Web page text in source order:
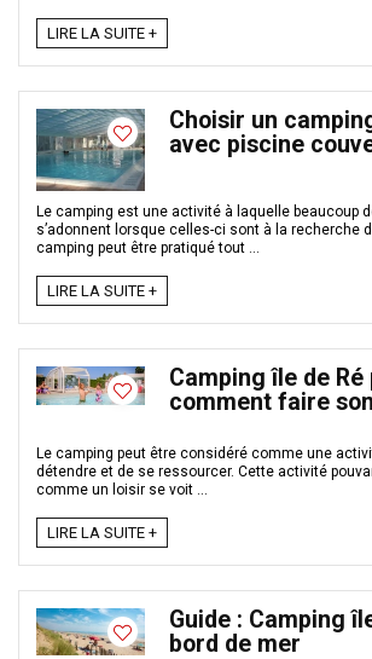
LIRE LA SUITE +
Choisir un
avec piscine
Le camping est une activité à laquelle beaucoup
s’adonnent lorsque celles-ci sont à la recherche
camping peut être pratiqué tout ...
LIRE LA SUITE +
Camping île de Ré
comment faire
Le camping peut être considéré comme une
détendre et de se ressourcer. Cette activité
comme un loisir se voit ...
LIRE LA SUITE +
Guide : Camping
bord de mer